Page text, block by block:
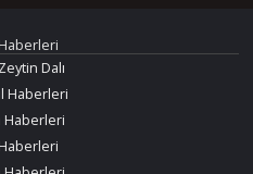
Dalı
Haberleri
Haberleri